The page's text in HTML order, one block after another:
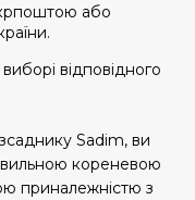
або
відповідного
Sadim, ви
кореневою
приналежністю з